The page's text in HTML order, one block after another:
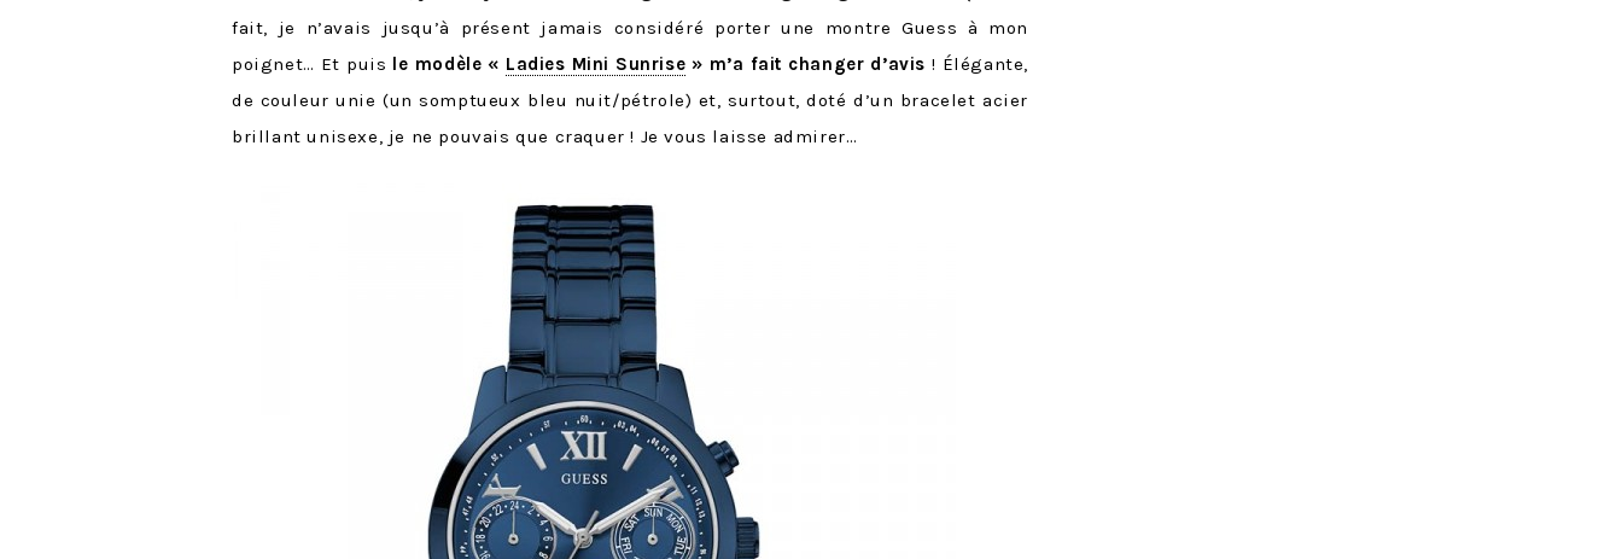
fait, je n’avais jusqu’à présent jamais considéré porter une montre Guess à mon
poignet… Et puis le modèle « Ladies Mini Sunrise » m’a fait changer d’avis ! Élégante,
de couleur unie (un somptueux bleu nuit/pétrole) et, surtout, doté d’un bracelet acier
brillant unisexe, je ne pouvais que craquer ! Je vous laisse admirer…